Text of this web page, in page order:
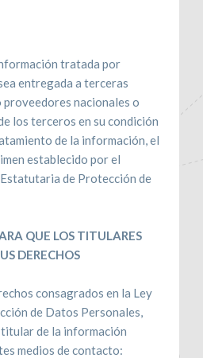
tratada por
entregada a terceras
proveedores nacionales o
los terceros en su condición
de la información, el
establecido por el
de Protección de
QUE LOS TITULARES
DERECHOS
consagrados en la Ley
de Datos Personales,
de la información
medios de contacto: